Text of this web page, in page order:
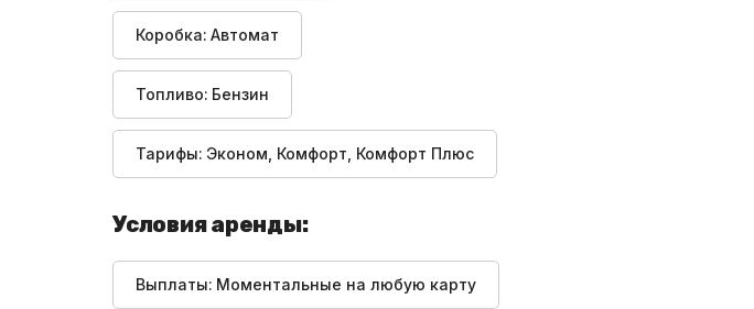
Коробка: Автомат
Топливо: Бензин
Тарифы: Эконом, Комфорт, Комфорт Плюс
Условия аренды:
Выплаты: Моментальные на любую карту